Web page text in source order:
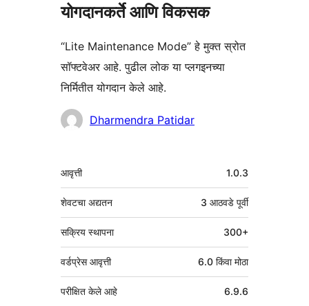
योगदानकर्ते आणि विकसक
“Lite Maintenance Mode” हे मुक्त स्रोत
सॉफ्टवेअर आहे. पुढील लोक या प्लगइनच्या
निर्मितीत योगदान केले आहे.
योगदानकर्तेDharmendra Patidar
मेटा
आवृत्ती 1.0.3
शेवटचा अद्यतन 3 आठवडे पूर्वी
सक्रिय स्थापना 300+
वर्डप्रेस आवृत्ती 6.0 किंवा मोठा
परीक्षित केले आहे 6.9.6